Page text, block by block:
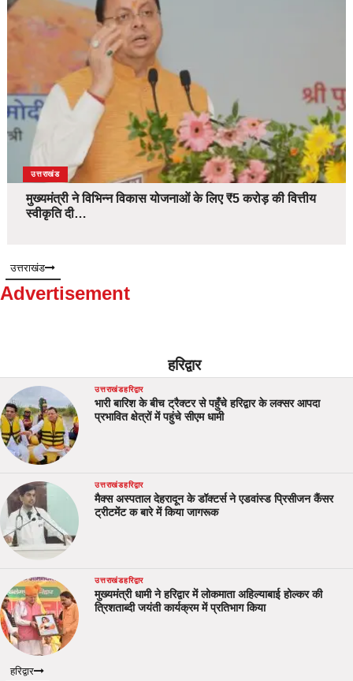
उत्तराखंड
मुख्यमंत्री ने विभिन्न विकास योजनाओं के लिए ₹5 करोड़ की वित्तीय
स्वीकृति दी…
उत्तराखंड
Advertisement
हरिद्वार
उत्तराखंडहरिद्वार
भारी बारिश के बीच ट्रैक्टर से पहुँचे हरिद्वार के लक्सर आपदा
प्रभावित क्षेत्रों में पहुंचे सीएम धामी
उत्तराखंडहरिद्वार
मैक्स अस्पताल देहरादून के डॉक्टर्स ने एडवांस्ड प्रिसीजन कैंसर
ट्रीटमेंट क बारे में किया जागरूक
उत्तराखंडहरिद्वार
मुख्यमंत्री धामी ने हरिद्वार में लोकमाता अहिल्याबाई होल्कर की
त्रिशताब्दी जयंती कार्यक्रम में प्रतिभाग किया
हरिद्वार